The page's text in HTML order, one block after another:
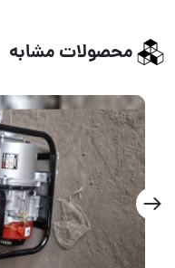
محصولات مشابه